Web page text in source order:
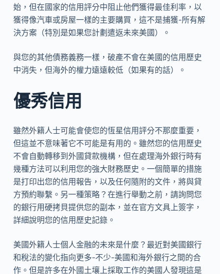
始，但在國家的信用評分中阻止他們獲得最佳利率，以
獲得像汽車或房屋一樣的主要購買，這不是捕獲-所有解
決方案（特別是如果您計劃遣返未來美國）。
與您的其他債務義務一樣，破產不會在美國的信用歷史
中消失，但海外的權力遠遠較低（如果有的話）。
優秀信用
雖然外籍人士可能會使您的恆星信用評分不那麼重要，
但這並不意味著它不可能是有用的。雖然您的信用歷史
不會自動轉移到外國貸款機構，但在處理海外銀行時有
幾種方法可以利用您的強大財務歷史。一個簡單的措施
是打印出您的信用報告，以及任何隨附的文件，將與貸
方預約聯繫。另一種策略？在進行舉動之前，請詢問您
的銀行用硬拷貝提供您的副本，並在官方文具上簽字，
詳細說明您的信用歷史記錄。
美國外籍人士個人金融的未來是什麼？最近對美國銀行
和稅法的變化指向更多-不少-美國和海外銀行之間的合
作。但是許多在外國土壤上採取工作的美國人發現這是